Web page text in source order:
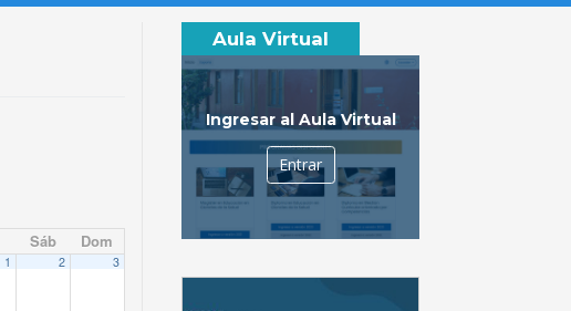
Sáb Dom
1 2 3
Aula Virtual
Ingresar al Aula Virtual
Entrar